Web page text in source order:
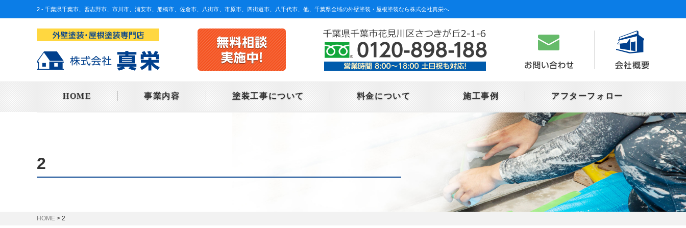
2 - 千葉県千葉市、習志野市、市川市、浦安市、船橋市、佐倉市、八街市、市原市、四街道市、八千代市、他、千葉県全域の外壁塗装・屋根塗装なら株式会社真栄へ
HOME 事業内容 塗装工事について 料金について 施工事例 アフターフォロー
2
> 2